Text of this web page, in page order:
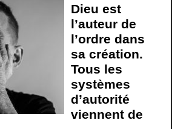
Dieu est
l’auteur de
l’ordre dans
sa création.
Tous les
systèmes
d’autorité
viennent de